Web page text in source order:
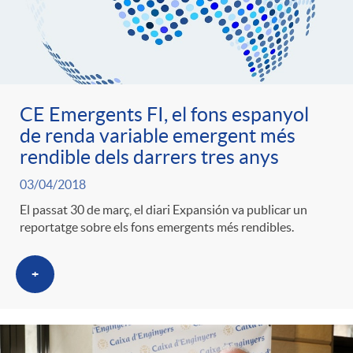
a
S
a
a
e
r
c
a
t
n
i
d
o
A
c
a
d
o
r
CE Emergents FI, el fons espanyol
de renda variable emergent més
rendible dels darrers tres anys
03/04/2018
El passat 30 de març, el diari Expansión va publicar un
reportatge sobre els fons emergents més rendibles.
+